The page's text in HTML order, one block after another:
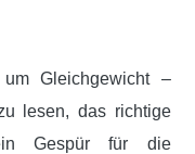
Gleichgewicht –
lesen, das richtige
Gespür für die